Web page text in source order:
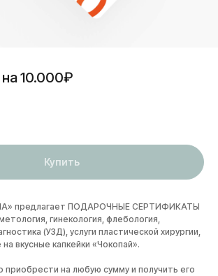
10.000₽
Купить
предлагает ПОДАРОЧНЫЕ СЕРТИФИКАТЫ
гинекология, флебология,
(УЗД), услуги пластической хирургии,
вкусные капкейки «Чокопай».
на любую сумму и получить его